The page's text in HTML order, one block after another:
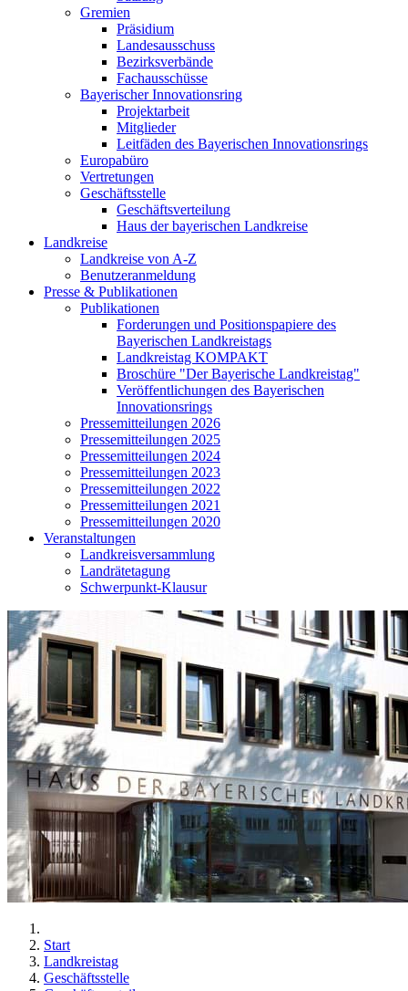
Gremien
Präsidium
Landesausschuss
Bezirksverbände
Fachausschüsse
Bayerischer Innovationsring
Projektarbeit
Mitglieder
Leitfäden des Bayerischen Innovationsrings
Europabüro
Vertretungen
Geschäftsstelle
Geschäftsverteilung
Haus der bayerischen Landkreise
Landkreise
Landkreise von A-Z
Benutzeranmeldung
Presse & Publikationen
Publikationen
Forderungen und Positionspapiere des
Bayerischen Landkreistags
Landkreistag KOMPAKT
Broschüre "Der Bayerische Landkreistag"
Veröffentlichungen des Bayerischen
Innovationsrings
Pressemitteilungen 2026
Pressemitteilungen 2025
Pressemitteilungen 2024
Pressemitteilungen 2023
Pressemitteilungen 2022
Pressemitteilungen 2021
Pressemitteilungen 2020
Veranstaltungen
Landkreisversammlung
Landrätetagung
Schwerpunkt-Klausur
Start
Landkreistag
Geschäftsstelle